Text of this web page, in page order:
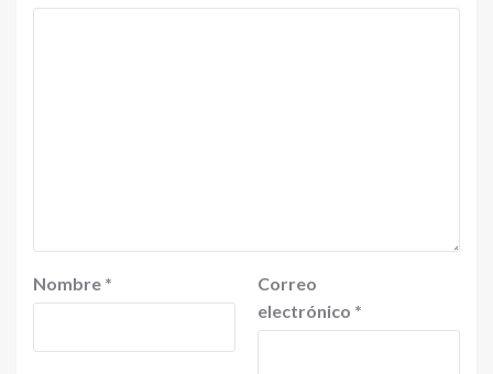
Nombre *
Correo
electrónico *